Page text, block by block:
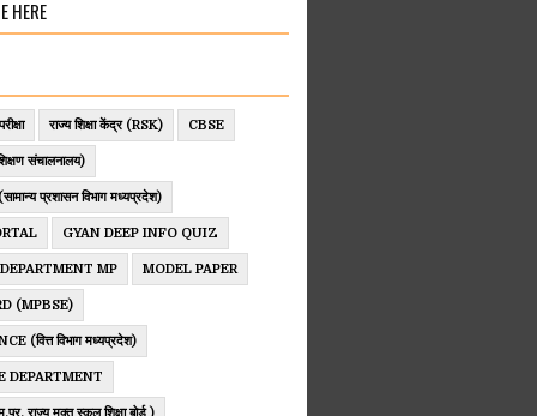
HERE
राज्य शिक्षा केंद्र (RSK) CBSE
संचालनालय)
प्रशासन विभाग मध्यप्रदेश)
GYAN DEEP INFO QUIZ
MP MODEL PAPER
(MPBSE)
(वित्त विभाग मध्यप्रदेश)
DEPARTMENT
राज्य मुक्त स्कूल शिक्षा बोर्ड )